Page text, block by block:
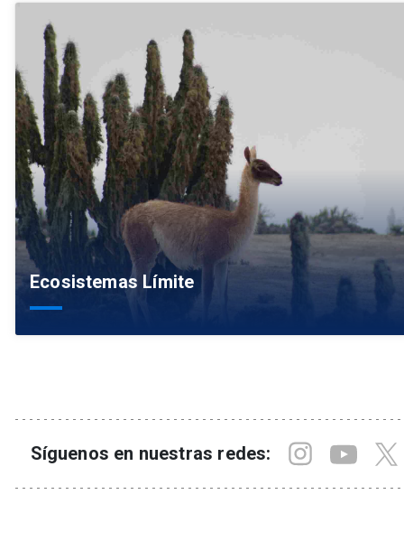
Ecosistemas Límite
Síguenos en nuestras redes: